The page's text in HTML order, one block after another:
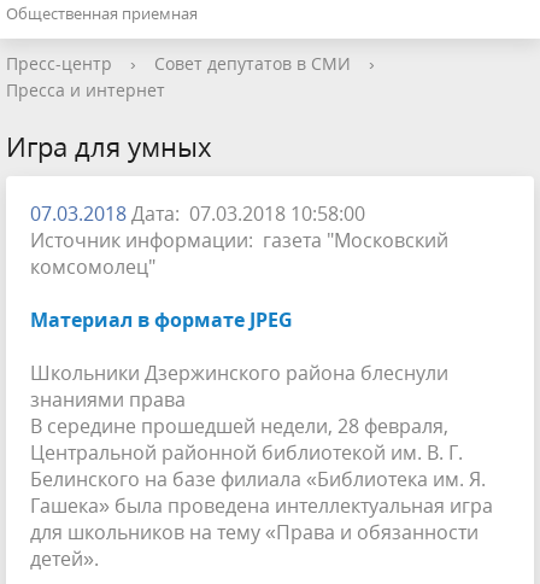
Общественная приемная
Пресс-центр › Совет депутатов в СМИ
›
Пресса и интернет
Игра для умных
07.03.2018Дата: 07.03.2018 10:58:00
Источник информации: газета "Московский
комсомолец"
Материал в формате JPEG
Школьники Дзержинского района блеснули
знаниями права
В середине прошедшей недели, 28 февраля,
Центральной рай­онной библиотекой им. В. Г.
Белинского на базе филиала «Би­блиотека им. Я.
Гашека» была проведена интеллектуальная игра
для школьников на тему «Права и обязанности
детей».